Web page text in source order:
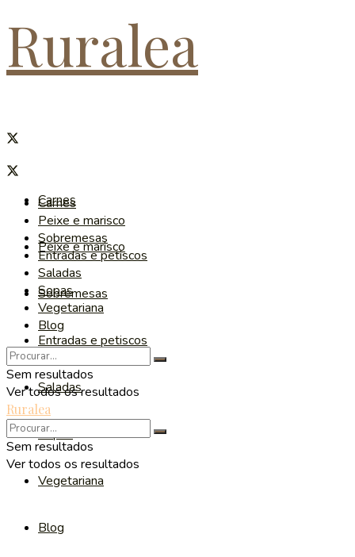
Ruralea
Carnes
Peixe e marisco
Sobremesas
Entradas e petiscos
Saladas
Sopas
Vegetariana
Blog
Carnes
Peixe e marisco
Sobremesas
Entradas e petiscos
Saladas
Sopas
Vegetariana
Blog
Sem resultados
Ver todos os resultados
Ruralea
Sem resultados
Ver todos os resultados